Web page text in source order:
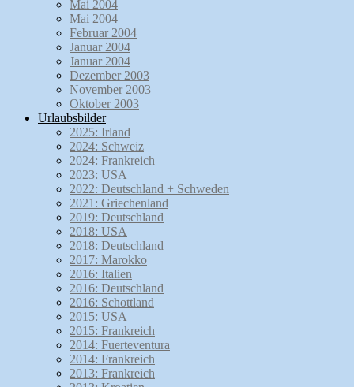
Mai 2004
Mai 2004
Februar 2004
Januar 2004
Januar 2004
Dezember 2003
November 2003
Oktober 2003
Urlaubsbilder
2025: Irland
2024: Schweiz
2024: Frankreich
2023: USA
2022: Deutschland + Schweden
2021: Griechenland
2019: Deutschland
2018: USA
2018: Deutschland
2017: Marokko
2016: Italien
2016: Deutschland
2016: Schottland
2015: USA
2015: Frankreich
2014: Fuerteventura
2014: Frankreich
2013: Frankreich